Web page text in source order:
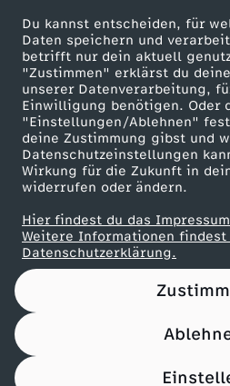
Du kannst entscheiden, für
Daten speichern und
betrifft nur dein aktuell
"Zustimmen" erklärst du
unserer Datenverarbeitung,
Einwilligung benötigen. Oder
"Einstellungen/Ablehnen"
deine Zustimmung gibst und
Datenschutzeinstellungen
Wirkung für die Zukunft in
widerrufen oder ändern.
Hier findest du das
Weitere Informationen
Datenschutzerklärung.
ZDF goes Schule
Werbefernsehen
Mainzelmännchen
Partner
Nutzungsbedingungen
Impressum